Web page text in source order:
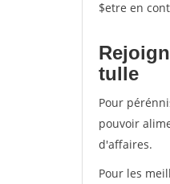
$etre en
tulle
Pour
pouvoir
d'affaires.
Pour les